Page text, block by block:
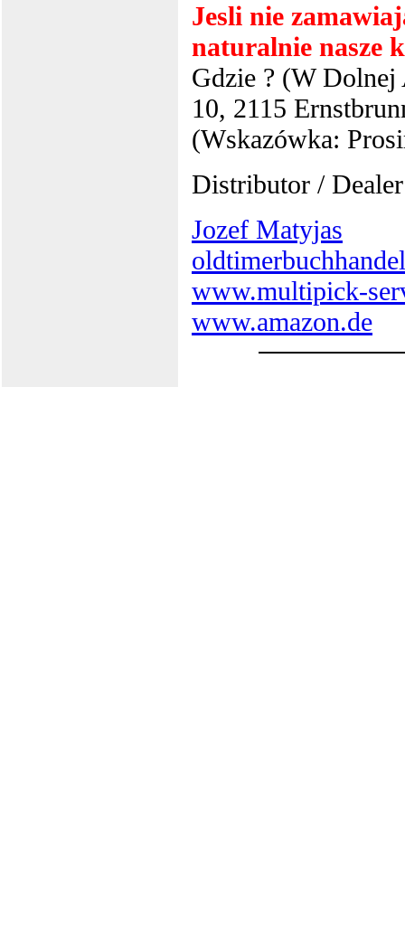
Jesli nie
naturalnie nasze
Gdzie ? (W Dolnej
10, 2115
(Wskazówka:
Distributor /
Jozef Matyjas
www.multipick-
www.amazon.de